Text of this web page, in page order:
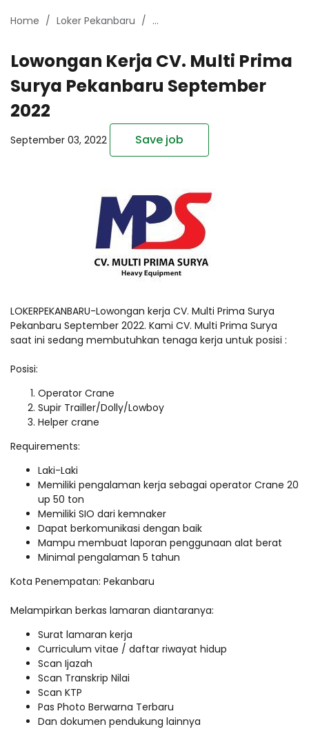
Home Loker Pekanbaru Lowongan Kerja Pekanbaru
Lowongan Kerja CV. Multi Prima
Surya Pekanbaru September
2022
September 03, 2022 Save job
LOKERPEKANBARU-Lowongan kerja CV. Multi Prima Surya
Pekanbaru September 2022. Kami CV. Multi Prima Surya
saat ini sedang membutuhkan tenaga kerja untuk posisi :
Posisi: ⠀⠀
Operator Crane
Supir Trailler/Dolly/Lowboy
Helper crane
Requirements:
Laki-Laki
Memiliki pengalaman kerja sebagai operator Crane 20
up 50 ton
Memiliki SIO dari kemnaker
Dapat berkomunikasi dengan baik
Mampu membuat laporan penggunaan alat berat
Minimal pengalaman 5 tahun
Kota Penempatan: Pekanbaru
Melampirkan berkas lamaran diantaranya:
Surat lamaran kerja
Curriculum vitae / daftar riwayat hidup
Scan Ijazah
Scan Transkrip Nilai
Scan KTP
Pas Photo Berwarna Terbaru
Dan dokumen pendukung lainnya